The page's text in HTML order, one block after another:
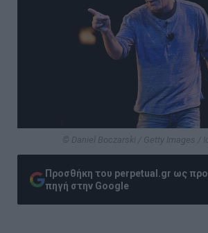
© Daniel Boczarski / Getty Images /
Προσθήκη του perpetual.gr ως
πηγή στην Google